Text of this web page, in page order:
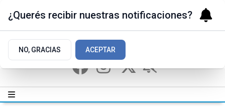
¿Querés recibir nuestras notificaciones?
NO, GRACIAS ACEPTAR